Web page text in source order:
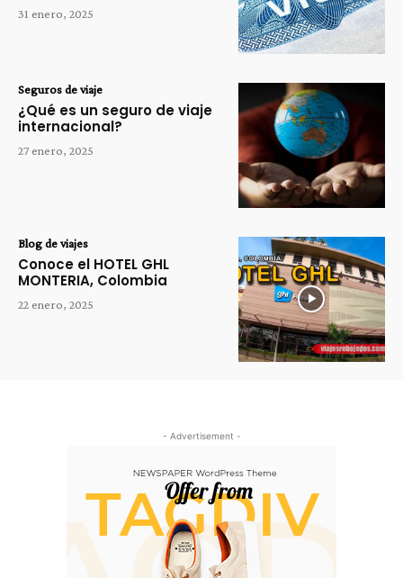
31 enero, 2025
Seguros de viaje
¿Qué es un seguro de viaje
internacional?
27 enero, 2025
Blog de viajes
Conoce el HOTEL GHL
MONTERIA, Colombia
22 enero, 2025
- Advertisement -